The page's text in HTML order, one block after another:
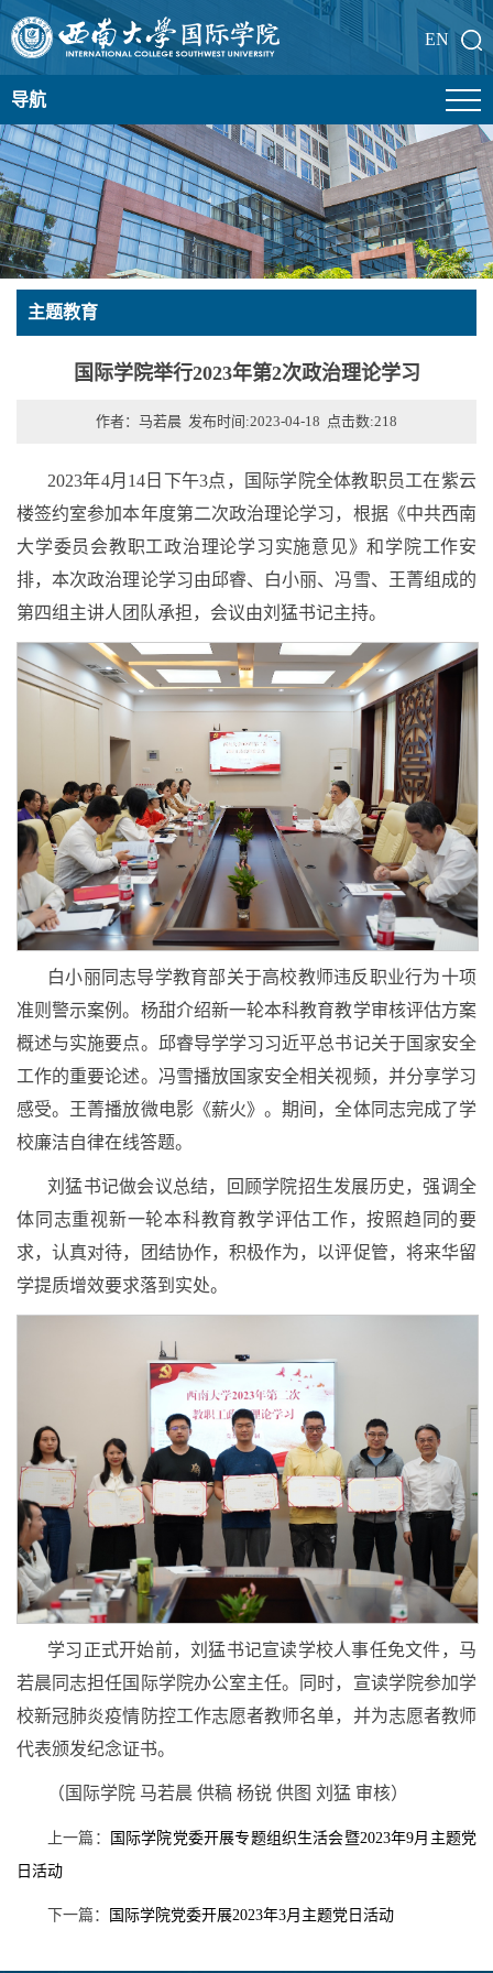
EN
导航
主题教育
国际学院举行2023年第2次政治理论学习
作者：马若晨 发布时间:2023-04-18 点击数:218
2023年4月14日下午3点，国际学院全体教职员工在紫云
楼签约室参加本年度第二次政治理论学习，根据《中共西南
大学委员会教职工政治理论学习实施意见》和学院工作安
排，本次政治理论学习由邱睿、白小丽、冯雪、王菁组成的
第四组主讲人团队承担，会议由刘猛书记主持。
白小丽同志导学教育部关于高校教师违反职业行为十项
准则警示案例。杨甜介绍新一轮本科教育教学审核评估方案
概述与实施要点。邱睿导学学习习近平总书记关于国家安全
工作的重要论述。冯雪播放国家安全相关视频，并分享学习
感受。王菁播放微电影《薪火》。期间，全体同志完成了学
校廉洁自律在线答题。
刘猛书记做会议总结，回顾学院招生发展历史，强调全
体同志重视新一轮本科教育教学评估工作，按照趋同的要
求，认真对待，团结协作，积极作为，以评促管，将来华留
学提质增效要求落到实处。
学习正式开始前，刘猛书记宣读学校人事任免文件，马
若晨同志担任国际学院办公室主任。同时，宣读学院参加学
校新冠肺炎疫情防控工作志愿者教师名单，并为志愿者教师
代表颁发纪念证书。
（国际学院 马若晨 供稿 杨锐 供图 刘猛 审核）
上一篇：
国际学院党委开展专题组织生活会暨2023年9月主题党
日活动
下一篇： 国际学院党委开展2023年3月主题党日活动